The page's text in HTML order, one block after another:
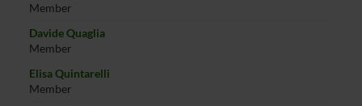
Member
Davide Quaglia
Member
Elisa Quintarelli
Member